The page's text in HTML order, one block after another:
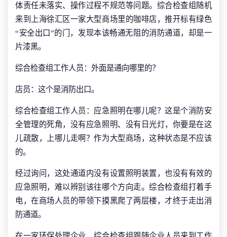
体责任未落实、操作过程不规范等问题。综合检查组随机
来到上海徐汇区一家大型商场里的咖啡店，推开标有绿色
“安全出口”的门，发现本该畅通无阻的消防通道，却是一
片漆黑。
综合检查组工作人员：外面是通向哪里的？
店员：这个是消防出口。
综合检查组工作人员：应急照明在哪儿呢？这是个消防安
全管理的死角，没有应急照明、没有日光灯，你要是在这
儿疏散，上哪儿走啊？作为大型商场，这种状态是不应该
的。
经过询问，这处通道内没有设置照明装置，也没有有效的
应急照明，难以辨别该往哪个方向走。综合检查组打着手
电，在商场人员的带领下摸黑爬了两层楼，才终于走出消
防通道。